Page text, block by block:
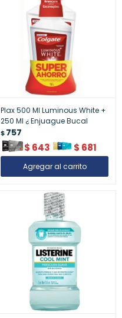
Plax 500 Ml Luminous White +
250 Ml ¿ Enjuague Bucal
$757
$ 643 $ 681